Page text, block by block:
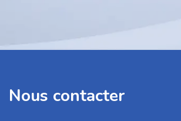
Nous contacter